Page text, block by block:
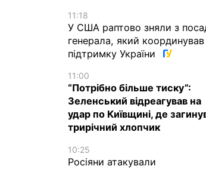
11:18
У США раптово зняли з
генерала, який координував
підтримку України
11:00
“Потрібно більше тиску”:
Зеленський відреагував на
удар по Київщині, де
трирічний хлопчик
10:25
Росіяни атакували